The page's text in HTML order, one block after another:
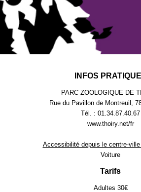
INFOS
PARC ZOOLOGIQUE DE
Rue du Pavillon de Montreuil,
Tél. : 01.34.87.40.67
www.thoiry.net/fr
Accessibilité depuis le centre-
Voiture
Tarifs
Adultes 30€